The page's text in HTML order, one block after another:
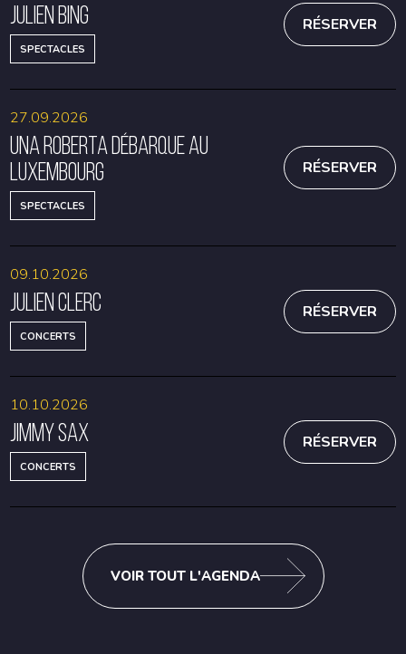
Julien Bing
SPECTACLES
RÉSERVER
Una Roberta débarque au
Luxembourg
SPECTACLES
27.09.2026
RÉSERVER
Julien Clerc
CONCERTS
09.10.2026
RÉSERVER
Jimmy Sax
CONCERTS
10.10.2026
RÉSERVER
VOIR TOUT L'AGENDA